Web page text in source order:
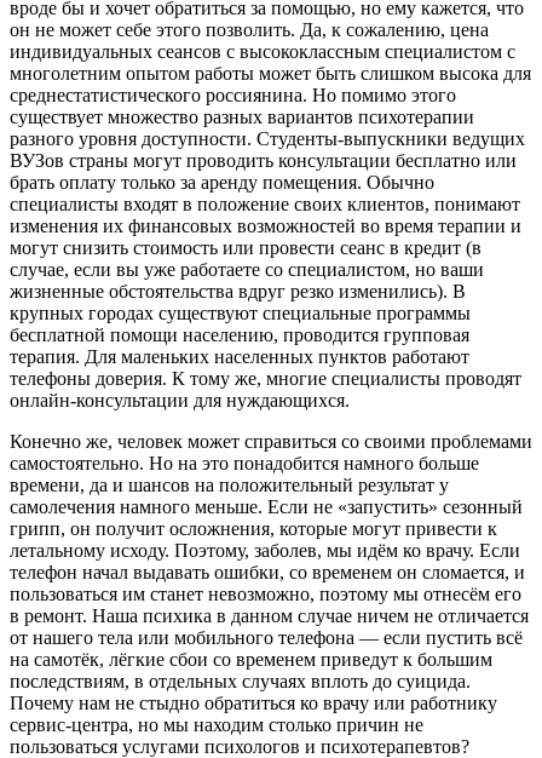
вроде бы и хочет обратиться за помощью, но ему кажется, что
он не может себе этого позволить. Да, к сожалению, цена
индивидуальных сеансов с высококлассным специалистом с
многолетним опытом работы может быть слишком высока для
среднестатистического россиянина. Но помимо этого
существует множество разных вариантов психотерапии
разного уровня доступности. Студенты-выпускники ведущих
ВУЗов страны могут проводить консультации бесплатно или
брать оплату только за аренду помещения. Обычно
специалисты входят в положение своих клиентов, понимают
изменения их финансовых возможностей во время терапии и
могут снизить стоимость или провести сеанс в кредит (в
случае, если вы уже работаете со специалистом, но ваши
жизненные обстоятельства вдруг резко изменились). В
крупных городах существуют специальные программы
бесплатной помощи населению, проводится групповая
терапия. Для маленьких населенных пунктов работают
телефоны доверия. К тому же, многие специалисты проводят
онлайн-консультации для нуждающихся.
Конечно же, человек может справиться со своими проблемами
самостоятельно. Но на это понадобится намного больше
времени, да и шансов на положительный результат у
самолечения намного меньше. Если не «запустить» сезонный
грипп, он получит осложнения, которые могут привести к
летальному исходу. Поэтому, заболев, мы идём ко врачу. Если
телефон начал выдавать ошибки, со временем он сломается, и
пользоваться им станет невозможно, поэтому мы отнесём его
в ремонт. Наша психика в данном случае ничем не отличается
от нашего тела или мобильного телефона — если пустить всё
на самотёк, лёгкие сбои со временем приведут к большим
последствиям, в отдельных случаях вплоть до суицида.
Почему нам не стыдно обратиться ко врачу или работнику
сервис-центра, но мы находим столько причин не
пользоваться услугами психологов и психотерапевтов?